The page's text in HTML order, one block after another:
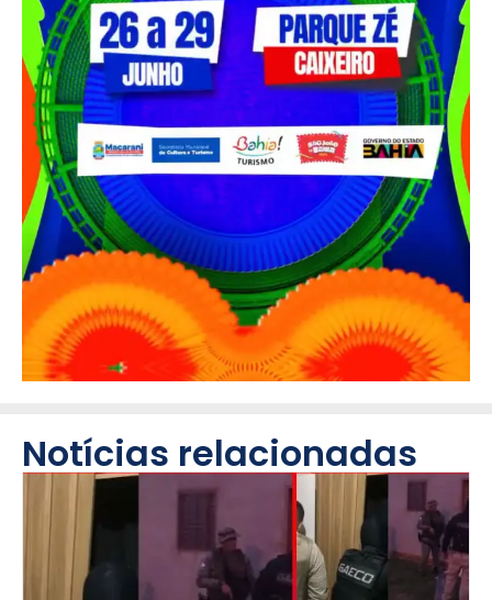
Notícias relacionadas